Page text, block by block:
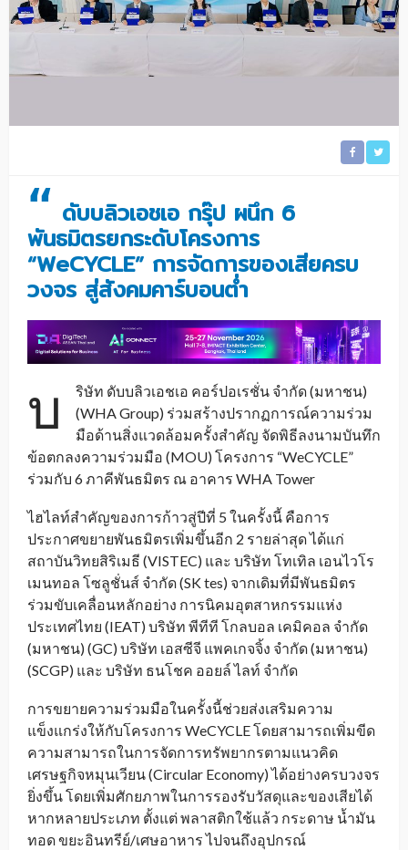
“ ดับบลิวเอชเอ กรุ๊ป ผนึก 6
พันธมิตรยกระดับโครงการ
“WeCYCLE” การจัดการของเสียครบ
วงจร สู่สังคมคาร์บอนต่ำ
บ
ริษัท ดับบลิวเอชเอ คอร์ปอเรชั่น จำกัด (มหาชน)
(WHA Group) ร่วมสร้างปรากฏการณ์ความร่วม
มือด้านสิ่งแวดล้อมครั้งสำคัญ จัดพิธีลงนามบันทึก
ข้อตกลงความร่วมมือ (MOU) โครงการ “WeCYCLE”
ร่วมกับ 6 ภาคีพันธมิตร ณ อาคาร WHA Tower
ไฮไลท์สำคัญของการก้าวสู่ปีที่ 5 ในครั้งนี้ คือการ
ประกาศขยายพันธมิตรเพิ่มขึ้นอีก 2 รายล่าสุด ได้แก่
สถาบันวิทยสิริเมธี (VISTEC) และ บริษัท โทเทิล เอนไวโร
เมนทอล โซลูชั่นส์ จำกัด (SK tes) จากเดิมที่มีพันธมิตร
ร่วมขับเคลื่อนหลักอย่าง การนิคมอุตสาหกรรมแห่ง
ประเทศไทย (IEAT) บริษัท พีทีที โกลบอล เคมิคอล จำกัด
(มหาชน) (GC) บริษัท เอสซีจี แพคเกจจิ้ง จำกัด (มหาชน)
(SCGP) และ บริษัท ธนโชค ออยล์ ไลท์ จำกัด
การขยายความร่วมมือในครั้งนี้ช่วยส่งเสริมความ
แข็งแกร่งให้กับโครงการ WeCYCLE โดยสามารถเพิ่มขีด
ความสามารถในการจัดการทรัพยากรตามแนวคิด
เศรษฐกิจหมุนเวียน (Circular Economy) ได้อย่างครบวงจร
ยิ่งขึ้น โดยเพิ่มศักยภาพในการรองรับวัสดุและของเสียได้
หากหลายประเภท ตั้งแต่ พลาสติกใช้แล้ว กระดาษ น้ำมัน
ทอด ขยะอินทรีย์/เศษอาหาร ไปจนถึงอุปกรณ์